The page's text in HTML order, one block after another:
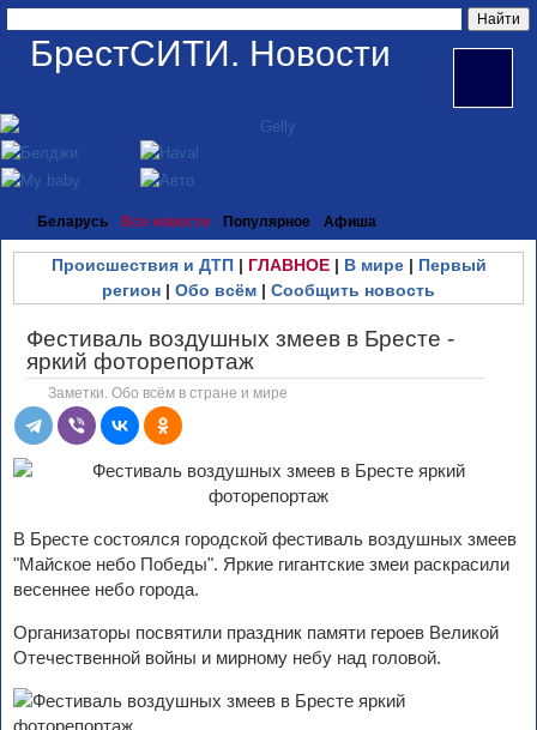
БрестСИТИ. Новости
Беларусь Все новости Популярное Афиша
Происшествия и ДТП| ГЛАВНОЕ| В мире| Первый
регион | Обо всём | Сообщить новость
Фестиваль воздушных змеев в Бресте -
яркий фоторепортаж
Заметки. Обо всём в стране и мире
В Бресте состоялся городской фестиваль воздушных змеев
"Майское небо Победы". Яркие гигантские змеи раскрасили
весеннее небо города.
Организаторы посвятили праздник памяти героев Великой
Отечественной войны и мирному небу над головой.